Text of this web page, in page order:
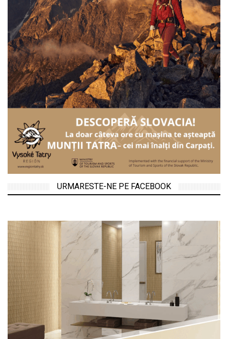
URMARESTE-NE PE FACEBOOK